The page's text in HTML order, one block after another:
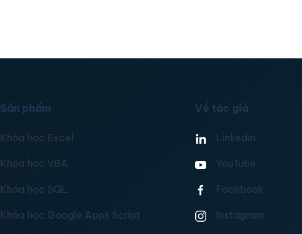
Sản phẩm
Khóa học Excel
Khóa học VBA
Khóa học SQL
Khóa học Google Apps Script
Về tác giả
Linkedin
YouTube
Facebook
Instagram